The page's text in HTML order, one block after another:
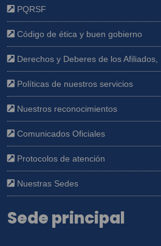
PQRSF
Código de ética y buen gobierno
Derechos y Deberes de los
Políticas de nuestros servicios
Nuestros reconocimientos
Comunicados Oficiales
Protocolos de atención
Nuestras Sedes
Sede principal